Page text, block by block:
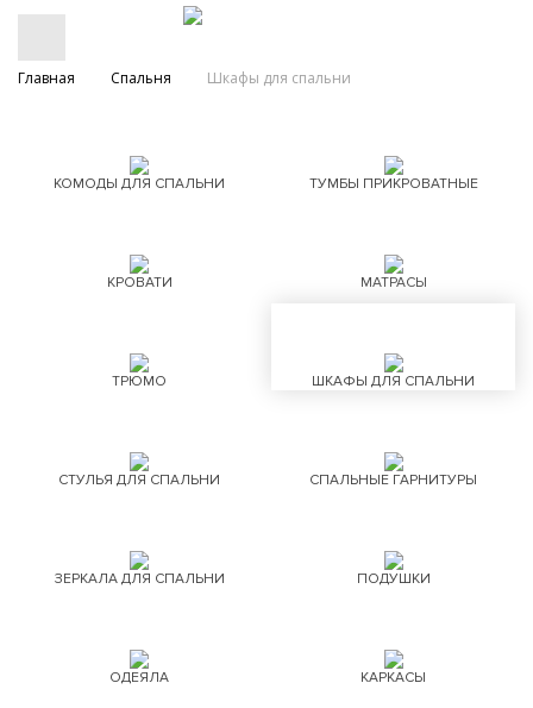
Главная Спальня Шкафы для спальни
КОМОДЫ ДЛЯ СПАЛЬНИ ТУМБЫ ПРИКРОВАТНЫЕ
КРОВАТИ МАТРАСЫ
ТРЮМО ШКАФЫ ДЛЯ СПАЛЬНИ
СТУЛЬЯ ДЛЯ СПАЛЬНИ СПАЛЬНЫЕ ГАРНИТУРЫ
ЗЕРКАЛА ДЛЯ СПАЛЬНИ ПОДУШКИ
ОДЕЯЛА КАРКАСЫ